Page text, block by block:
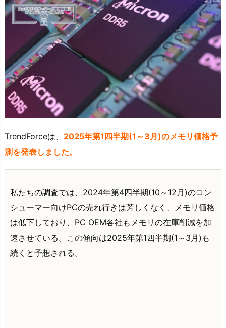
TrendForceは、 2025年第1四半期(1～3月)のメモリ価格予
測を発表しました。
私たちの調査では、2024年第4四半期(10～12月)のコン
シューマー向けPCの売れ行きは芳しくなく、メモリ価格
は低下しており、PC OEM各社もメモリの在庫削減を加
速させている。この傾向は2025年第1四半期(1～3月)も
続くと予想される。